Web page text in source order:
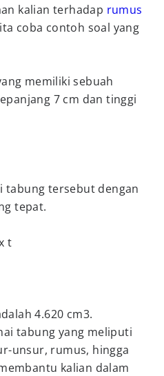
kalian terhadap rumus
coba contoh soal yang
memiliki sebuah
7 cm dan tinggi
tabung tersebut dengan
tepat.
t
4.620 cm3.
tabung yang meliputi
unsur, rumus, hingga
kalian dalam